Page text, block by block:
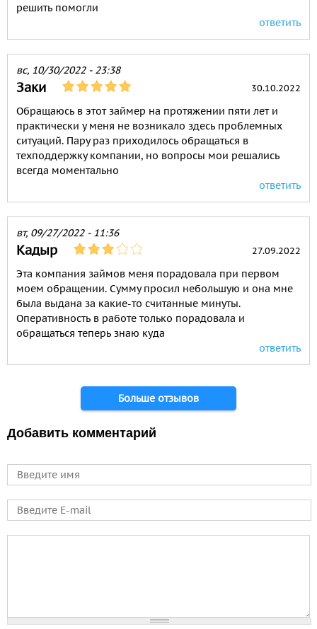
решить помогли
ответить
вс, 10/30/2022 - 23:38
Заки 30.10.2022
Обращаюсь в этот займер на протяжении пяти лет и
практически у меня не возникало здесь проблемных
ситуаций. Пару раз приходилось обращаться в
техподдержку компании, но вопросы мои решались
всегда моментально
ответить
вт, 09/27/2022 - 11:36
Кадыр 27.09.2022
Эта компания займов меня порадовала при первом
моем обращении. Сумму просил небольшую и она мне
была выдана за какие-то считанные минуты.
Оперативность в работе только порадовала и
обращаться теперь знаю куда
ответить
Больше отзывов
Добавить комментарий
Имя
E-mail